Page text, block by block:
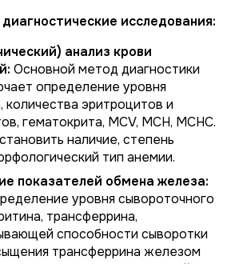
исследования:
анализ крови
Основной метод диагностики
определение уровня
количества эритроцитов и
гематокрита, MCV, MCH, MCHC.
наличие, степень
тип анемии.
показателей обмена железа:
уровня сывороточного
трансферрина,
способности сыворотки
трансферрина железом